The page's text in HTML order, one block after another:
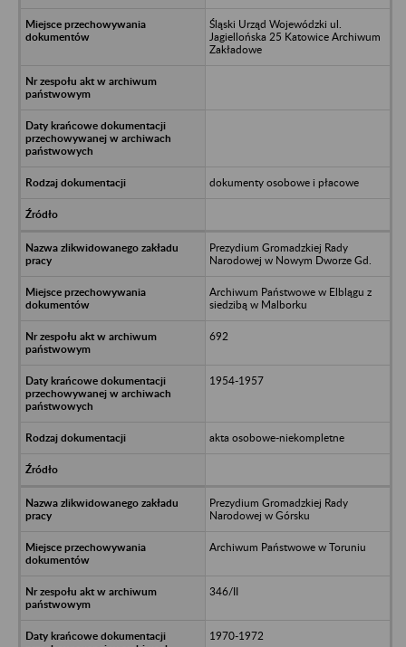
Śląski Urząd Wojewódzki ul.
Jagiellońska 25 Katowice Archiwum
Zakładowe
dokumenty osobowe i płacowe
Prezydium Gromadzkiej Rady
Narodowej w Nowym Dworze Gd.
Archiwum Państwowe w Elblągu z
siedzibą w Malborku
692
1954-1957
akta osobowe-niekompletne
Prezydium Gromadzkiej Rady
Narodowej w Górsku
Archiwum Państwowe w Toruniu
346/II
1970-1972